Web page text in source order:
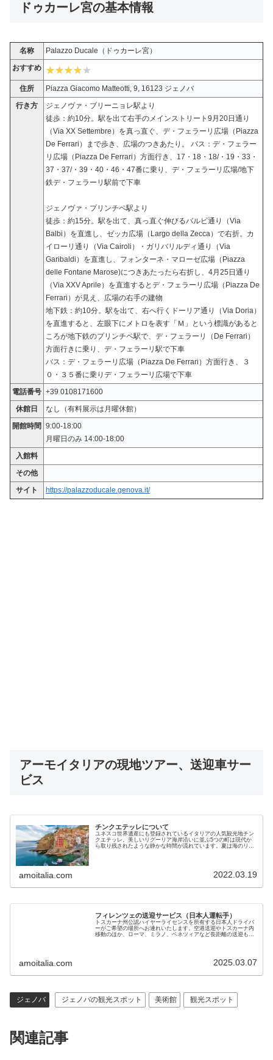
ドゥカーレ宮の基本情報
名称
Palazzo Ducale（ドゥカーレ宮）
おすすめ
住所
Piazza Giacomo Matteotti, 9, 16123 ジェノバ
行き方
ジェノヴァ・ブリーニョレ駅より
徒歩：約10分。駅を出て右手のメインストリート9月20日通り
（Via XX Settembre）を真っ直ぐ、デ・フェラーリ広場（Piazza
De Ferrari）まで歩き、広場のつきあたり。 バス：デ・フェラー
リ広場（Piazza De Ferrari）方面行き、17・18・18/・19・33・
37・37/・39・40・46・47番に乗り、デ・フェラーリ広場/地下
鉄デ・フェラーリ駅前で下車
ジェノヴァ・プリンチペ駅より
徒歩：約15分。駅を出て、真っ直ぐ伸びるバルビ通り（Via
Balbi）を直進し、ゼッカ広場（Largo della Zecca）で右折。カ
イローリ通り（Via Cairoli）・ガリバリルディ通り（Via
Garibaldi）を直進し、フォンターネ・マローゼ広場（Piazza
delle Fontane Marose)につきあたったら右折し、4月25日通り
（Via XXV Aprile）を直進するとデ・フェラーリ広場（Piazza De
Ferrari）が見え、広場の右手の建物
地下鉄：約10分。駅を出て、右へ行くドーリア通り（Via Doria）
を直進すると、左眼下にメトロを表す「Ｍ」という標識があると
ころが地下鉄のプリンチペ駅で、デ・フェラーリ（De Ferrari）
方面行きに乗り、デ・フェラーリ駅で下車
バス：デ・フェラーリ広場（Piazza De Ferrari）方面行き、３
０・３５番に乗りデ・フェラーリ広場で下車
電話番号 +39 0108171600
休館日
なし（有料展示は月曜休館）
開館時間 9:00-18:00
月曜日のみ 14:00-18:00
入館料
その他
サイト
https://palazzoducale.genova.it/
アーモイタリアの現地ツアー、送迎車サー
ビス
チンクエテッレについて
ユネスコ世界遺産にも登録されているイタリアの人気観光地チン
クエテッレ。美しいリグーリア海岸沿いに並ぶ5つの町は現代か
ら取り残されたような静かな時間が流れています。夏は海のリゾ
amoitalia.com 2022.03.19
フィレンツェの送迎サービス（日本人運転手）
トスカーナ州公認ハイヤーライセンスを所有する日本人ドライバ
ーがご希望の場所へお連れいたします。空港送迎やトスカーナ内
移動のほか、ローマ、ミラノ、ベネツィアなど長距離の送迎も可
amoitalia.com 2025.03.07
ジェノバ ジェノバの観光スポット 美術館 観光スポット
関連記事